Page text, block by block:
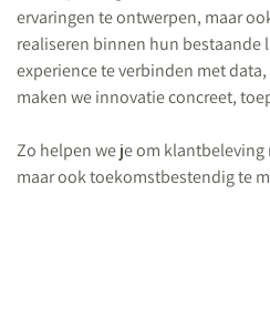
ervaringen te ontwerpen, maar
realiseren binnen hun bestaande
experience te verbinden met
maken we innovatie concreet,
Zo helpen we je om
maar ook toekomstbestendig te